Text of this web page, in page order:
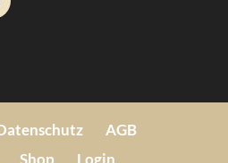
AGB